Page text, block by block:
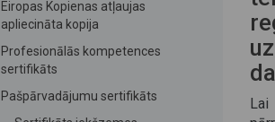
Eiropas Kopienas atļaujas
apliecināta kopija
Profesionālās kompetences
sertifikāts
Pašpārvadājumu sertifikāts